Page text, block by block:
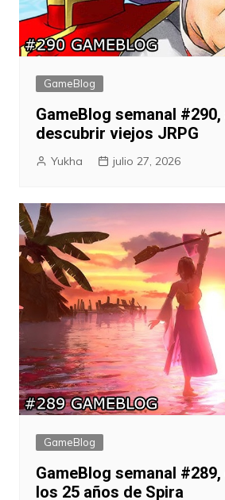
GameBlog
GameBlog semanal
descubrir viejos JRPG
Yukha julio 27, 2026
GameBlog
GameBlog semanal
los 25 años de Spira